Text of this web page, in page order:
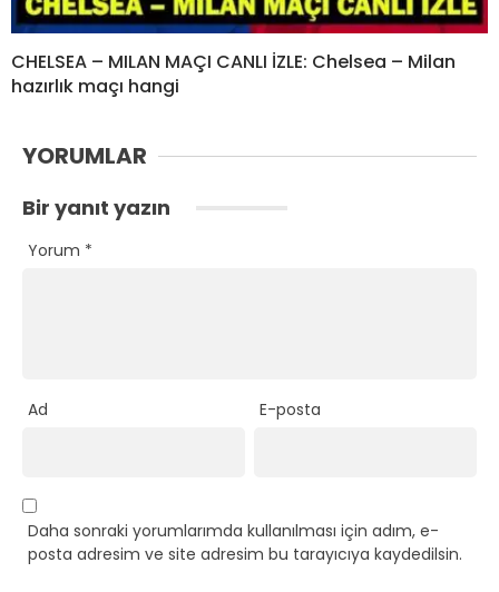
CHELSEA – MILAN MAÇI CANLI İZLE: Chelsea – Milan
hazırlık maçı hangi
YORUMLAR
Bir yanıt yazın
Yorum *
Ad E-posta
Daha sonraki yorumlarımda kullanılması için adım, e-
posta adresim ve site adresim bu tarayıcıya kaydedilsin.